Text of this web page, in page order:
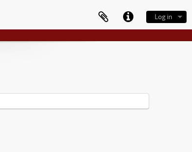
Log in